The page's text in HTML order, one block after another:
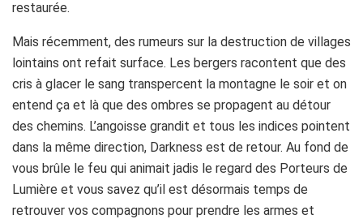
restaurée.
Mais récemment, des rumeurs sur la destruction de villages
lointains ont refait surface. Les bergers racontent que des
cris à glacer le sang transpercent la montagne le soir et on
entend ça et là que des ombres se propagent au détour
des chemins. L’angoisse grandit et tous les indices pointent
dans la même direction, Darkness est de retour. Au fond de
vous brûle le feu qui animait jadis le regard des Porteurs de
Lumière et vous savez qu’il est désormais temps de
retrouver vos compagnons pour prendre les armes et